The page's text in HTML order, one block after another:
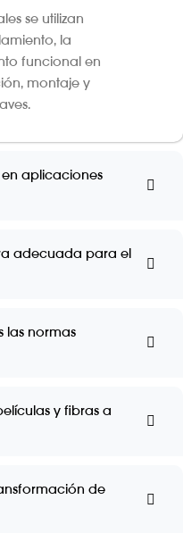
se utilizan
la
funcional en
montaje y
en aplicaciones
adecuada para el
las normas
y fibras a
de